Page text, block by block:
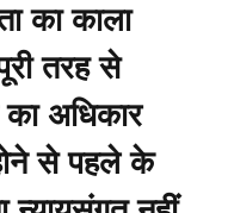
का काला
तरह से
का अधिकार
से पहले के